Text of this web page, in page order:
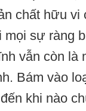
chất hữu vi
mọi sự ràng
vẫn còn là
Bám vào
khi nào